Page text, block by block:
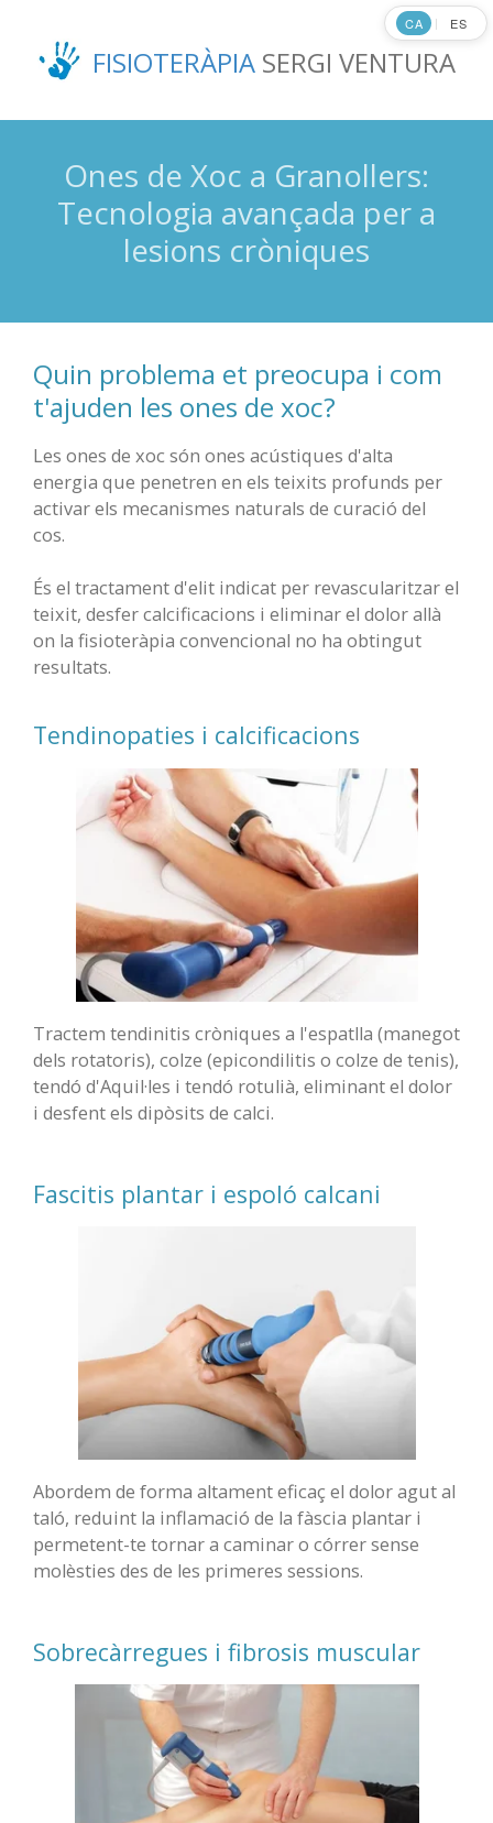
contenido FISIOTERÀPIA SERGI VENTURA
Ones de Xoc a Granollers:
Tecnologia avançada per a
lesions cròniques
CA | ES
Quin problema et preocupa i com
t'ajuden les ones de xoc?
Les ones de xoc són ones acústiques d'alta
energia que penetren en els teixits profunds per
activar els mecanismes naturals de curació del
cos.
És el tractament d'elit indicat per revascularitzar el
teixit, desfer calcificacions i eliminar el dolor allà
on la fisioteràpia convencional no ha obtingut
resultats.
Tendinopaties i calcificacions
Tractem tendinitis cròniques a l'espatlla (manegot
dels rotatoris), colze (epicondilitis o colze de tenis),
tendó d'Aquil·les i tendó rotulià, eliminant el dolor
i desfent els dipòsits de calci.
Fascitis plantar i espoló calcani
Abordem de forma altament eficaç el dolor agut al
taló, reduint la inflamació de la fàscia plantar i
permetent-te tornar a caminar o córrer sense
molèsties des de les primeres sessions.
Sobrecàrregues i fibrosis muscular